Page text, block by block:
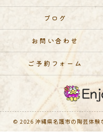
ブログ
お問い合わせ
ご予約フォーム
© 2026 沖縄県名護市の陶芸体験